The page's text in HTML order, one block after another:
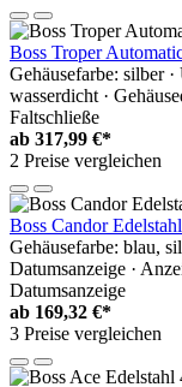
Boss Troper
Gehäusefarbe: silber
wasserdicht ·
Faltschließe
ab 317,99 €*
2 Preise vergleichen
Boss Candor
Gehäusefarbe: blau,
Datumsanzeige ·
Datumsanzeige
ab 169,32 €*
3 Preise vergleichen